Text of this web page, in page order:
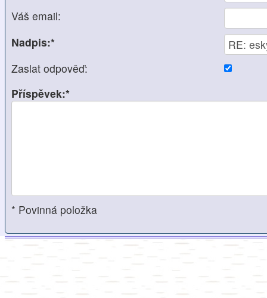
Váš email:
Nadpis:*
Zaslat odpověď:
Příspěvek:*
* Povinná položka